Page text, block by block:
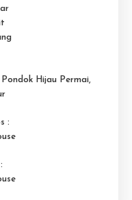
Hijau Permai,
: